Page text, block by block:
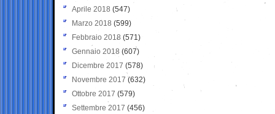
Aprile 2018 (547)
Marzo 2018 (599)
Febbraio 2018 (571)
Gennaio 2018 (607)
Dicembre 2017 (578)
Novembre 2017 (632)
Ottobre 2017 (579)
Settembre 2017 (456)